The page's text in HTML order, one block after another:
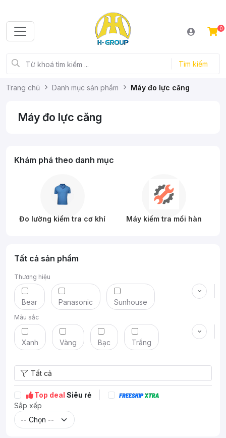
Tìm kiếm
0
Trang chủ Danh mục sản phẩm Máy đo lực căng
Máy đo lực căng
Khám phá theo danh mục
Đo lường kiểm tra cơ khí Máy kiểm tra mối hàn
Tất cả sản phẩm
Thương hiệu
Bear Panasonic Sunhouse
Philips
Màu sắc
Xanh Vàng Bạc Trắng
Đỏ Tất cả
Top deal Siêu rẻ
Sắp xếp